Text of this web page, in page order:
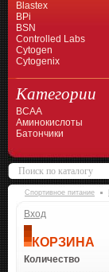
Blastex
BPi
BSN
Controlled Labs
Cytogen
Cytogenix
Категории
BCAA
Аминокислоты
Батончики
Спортивное питание
Вход
КОРЗИНА
Количество